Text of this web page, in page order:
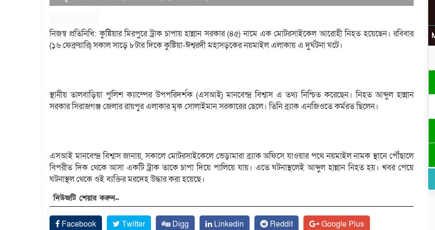
নিজস্ব প্রতিনিধি: কুষ্টিয়ার মিরপুরে ট্রাক চাপায় হান্নান সরকার (৪৫) নামে এক মোটরসাইকেল আরোহী নিহত হয়েছেন। রবিবার
(১৬ ফেব্রুয়ারি) সকাল সাড়ে ৮টার দিকে কুষ্টিয়া-ঈশ্বরদী মহাসড়কের নয়মাইল এলাকায় এ দুর্ঘটনা ঘটে।
স্থানীয় তালবাড়িয়া পুলিশ ক্যাম্পের উপপরিদর্শক (এসআই) মানবেন্দ্র বিশ্বাস এ তথ্য নিশ্চিত করেছেন। নিহত আব্দুল হান্নান
সরকার সিরাজগঞ্জ জেলার রায়পুর এলাকার মৃক সোলাইমান সরকারের ছেলে। তিনি ব্র্যাক এনজিওতে কর্মরত ছিলেন।
এসআই মানবেন্দ্র বিশ্বাস জানায়, সকালে মোটরসাইকেলে ভেড়ামারা ব্র্যাক অফিসে যাওয়ার পথে নয়মাইল নামক স্থানে পৌঁছালে
বিপরীত দিক থেকে আসা একটি ট্রাক তাকে চাপা দিয়ে পালিয়ে যায়। এতে ঘটনাস্থলেই আব্দুল হান্নান নিহত হয়। খবর পেয়ে
ঘটনাস্থল থেকে ওই ব্যক্তির মরদেহ উদ্ধার করা হয়েছে।
নিউজটি শেয়ার করুন..
Facebook Twitter Digg Linkedin Reddit
Google Plus